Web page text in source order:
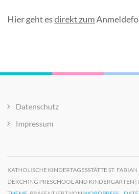
Hier geht esdirekt zum
Datenschutz
Impressum
KATHOLISCHE KINDERTAGESSTÄTTE ST.
DERCHING PRESCHOOL AND KINDERGARTEN |